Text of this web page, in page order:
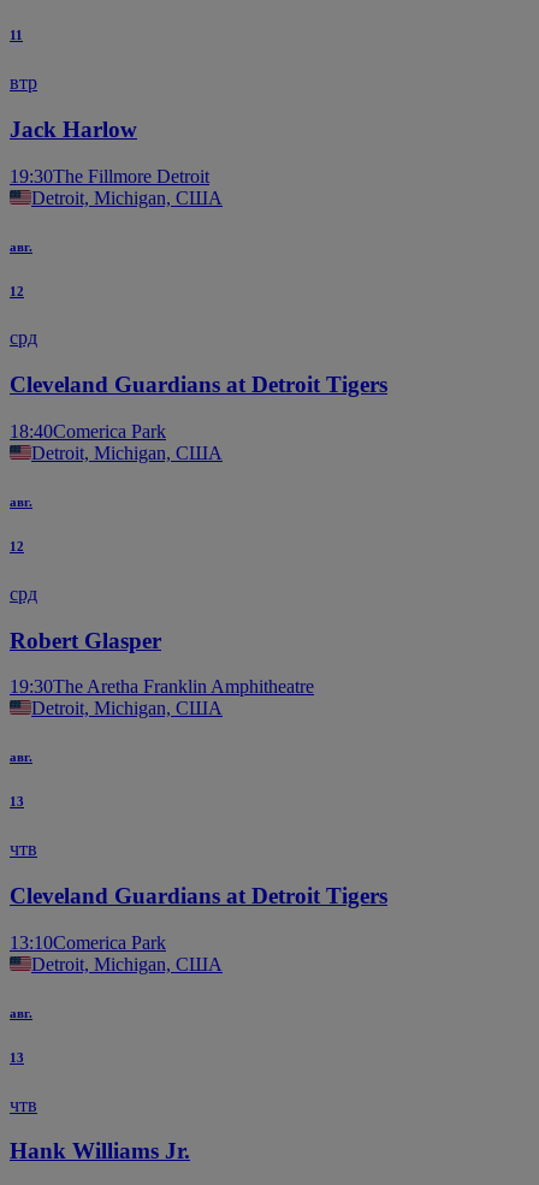
11
втр
Jack Harlow
19:30The Fillmore Detroit
Detroit, Michigan, США
авг.
12
срд
Cleveland Guardians at Detroit Tigers
18:40Comerica Park
Detroit, Michigan, США
авг.
12
срд
Robert Glasper
19:30The Aretha Franklin Amphitheatre
Detroit, Michigan, США
авг.
13
чтв
Cleveland Guardians at Detroit Tigers
13:10Comerica Park
Detroit, Michigan, США
авг.
13
чтв
Hank Williams Jr.